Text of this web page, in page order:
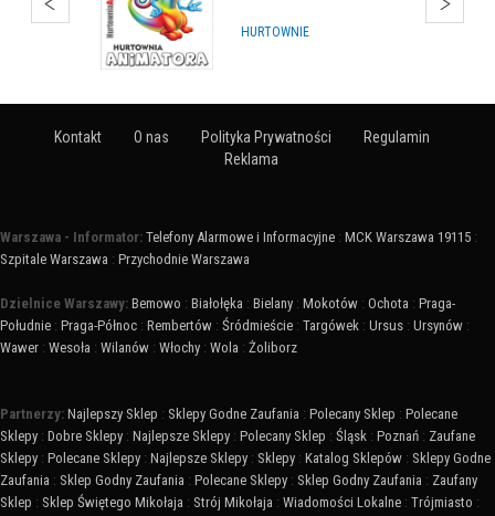
HURTOWNIE
Kontakt O nas Polityka Prywatności
Regulamin
Reklama
Warszawa - Informator: Telefony Alarmowe i Informacyjne : MCK Warszawa 19115 :
Szpitale Warszawa : Przychodnie Warszawa
Dzielnice Warszawy: Bemowo : Białołęka : Bielany : Mokotów : Ochota : Praga-
Południe : Praga-Północ : Rembertów : Śródmieście : Targówek : Ursus : Ursynów :
Wawer : Wesoła : Wilanów : Włochy : Wola : Żoliborz
Partnerzy: Najlepszy Sklep : Sklepy Godne Zaufania : Polecany Sklep : Polecane
Sklepy : Dobre Sklepy : Najlepsze Sklepy : Polecany Sklep : Śląsk : Poznań : Zaufane
Sklepy : Polecane Sklepy : Najlepsze Sklepy : Sklepy : Katalog Sklepów : Sklepy Godne
Zaufania : Sklep Godny Zaufania : Polecane Sklepy : Sklep Godny Zaufania : Zaufany
Sklep : Sklep Świętego Mikołaja : Strój Mikołaja : Wiadomości Lokalne : Trójmiasto :